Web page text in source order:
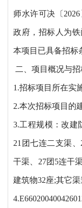
师水许可决〔
政府，招标人为铁
本项目已具备招标
二、项目概况与招
1.招标项目所在实
2.本次招标项目的
3.工程规模：改建
21团七连二支渠
干渠、27团5连干
建筑物32座;其它渠